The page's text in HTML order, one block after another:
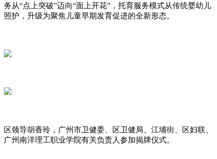
务从“点上突破”迈向“面上开花”，托育服务模式从传统婴幼儿
照护，升级为聚焦儿童早期发育促进的全新形态。
区领导胡香玲，广州市卫健委、区卫健局、江埔街、区妇联、
广州南洋理工职业学院有关负责人参加揭牌仪式。